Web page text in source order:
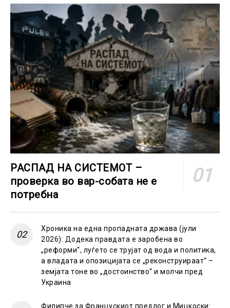
РАСПАД НА СИСТЕМОТ –
проверка во вар-собата не е
потребна
Хроника на една пропадната држава (јули
2026): Додека правдата е заробена во
„реформи“, луѓето се трујат од вода и политика,
а владата и опозицијата се „реконструираат“ –
земјата тоне во „достоинство“ и молчи пред
Украина
Филипче за Францускиот предлог и Мицкоски: